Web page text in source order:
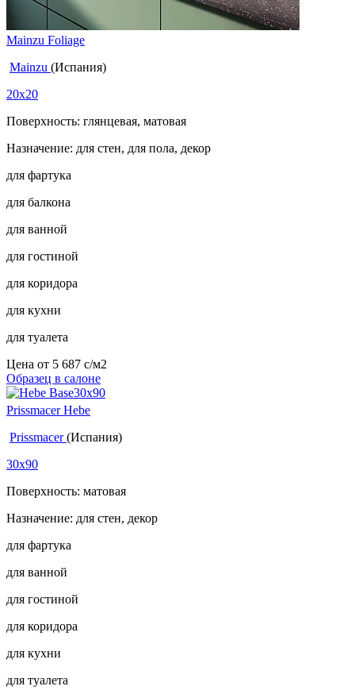
Mainzu Foliage
Mainzu (Испания)
20x20
Поверхность: глянцевая, матовая
Назначение: для стен, для пола, декор
для фартука
для балкона
для ванной
для гостиной
для коридора
для кухни
для туалета
Цена от 5 687 c/м2
Образец в салоне
Prissmacer Hebe
Prissmacer(Испания)
30x90
Поверхность: матовая
Назначение: для стен, декор
для фартука
для ванной
для гостиной
для коридора
для кухни
для туалета